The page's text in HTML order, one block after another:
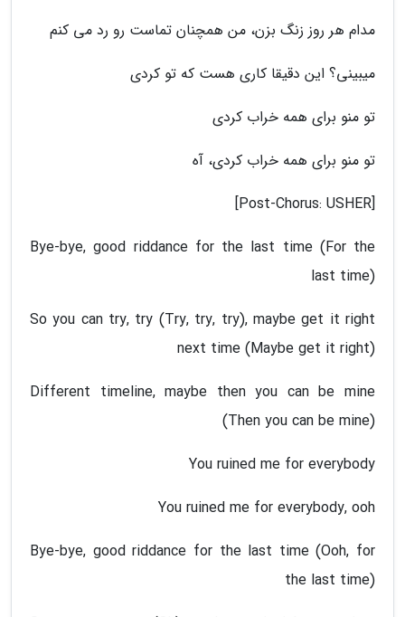
مدام هر روز زنگ بزن، من همچنان تماست رو رد می کنم
میبینی؟ این دقیقا کاری هست که تو کردی
تو منو برای همه خراب کردی
تو منو برای همه خراب کردی، آه
[Post-Chorus: USHER]
Bye-bye, good riddance for the last time (For the
last time)
So you can try, try (Try, try, try), maybe get it right
next time (Maybe get it right)
Different timeline, maybe then you can be mine
(Then you can be mine)
You ruined me for everybody
You ruined me for everybody, ooh
Bye-bye, good riddance for the last time (Ooh, for
the last time)